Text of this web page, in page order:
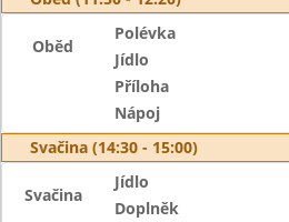
Oběd
Polévka
Jídlo
Příloha
Nápoj
Svačina (14:30 - 15:00)
Svačina
Jídlo
Doplněk